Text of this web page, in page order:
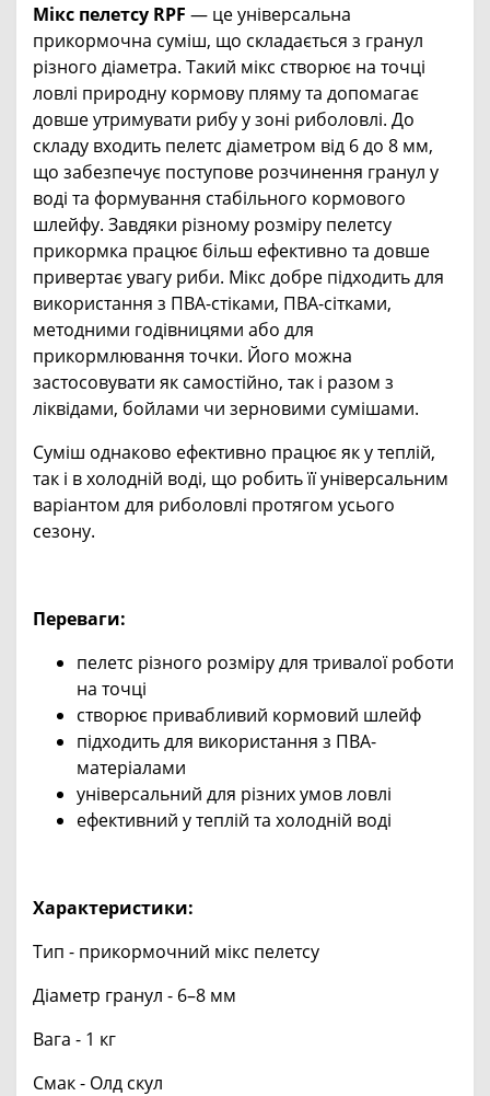
Мікс пелетсу RPF — це універсальна
прикормочна суміш, що складається з гранул
різного діаметра. Такий мікс створює на точці
ловлі природну кормову пляму та допомагає
довше утримувати рибу у зоні риболовлі. До
складу входить пелетс діаметром від 6 до 8 мм,
що забезпечує поступове розчинення гранул у
воді та формування стабільного кормового
шлейфу. Завдяки різному розміру пелетсу
прикормка працює більш ефективно та довше
привертає увагу риби. Мікс добре підходить для
використання з ПВА-стіками, ПВА-сітками,
методними годівницями або для
прикормлювання точки. Його можна
застосовувати як самостійно, так і разом з
ліквідами, бойлами чи зерновими сумішами.
Суміш однаково ефективно працює як у теплій,
так і в холодній воді, що робить її універсальним
варіантом для риболовлі протягом усього
сезону.
Переваги:
пелетс різного розміру для тривалої роботи
на точці
створює привабливий кормовий шлейф
підходить для використання з ПВА-
матеріалами
універсальний для різних умов ловлі
ефективний у теплій та холодній воді
Характеристики:
Тип - прикормочний мікс пелетсу
Діаметр гранул - 6–8 мм
Вага - 1 кг
Смак - Олд скул